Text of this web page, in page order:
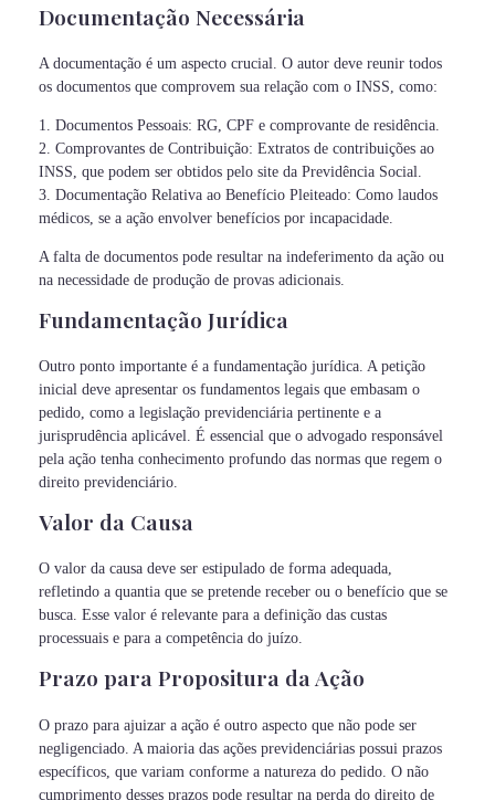
Documentação Necessária
A documentação é um aspecto crucial. O autor deve reunir todos
os documentos que comprovem sua relação com o INSS, como:
1. Documentos Pessoais: RG, CPF e comprovante de residência.
2. Comprovantes de Contribuição: Extratos de contribuições ao
INSS, que podem ser obtidos pelo site da Previdência Social.
3. Documentação Relativa ao Benefício Pleiteado: Como laudos
médicos, se a ação envolver benefícios por incapacidade.
A falta de documentos pode resultar na indeferimento da ação ou
na necessidade de produção de provas adicionais.
Fundamentação Jurídica
Outro ponto importante é a fundamentação jurídica. A petição
inicial deve apresentar os fundamentos legais que embasam o
pedido, como a legislação previdenciária pertinente e a
jurisprudência aplicável. É essencial que o advogado responsável
pela ação tenha conhecimento profundo das normas que regem o
direito previdenciário.
Valor da Causa
O valor da causa deve ser estipulado de forma adequada,
refletindo a quantia que se pretende receber ou o benefício que se
busca. Esse valor é relevante para a definição das custas
processuais e para a competência do juízo.
Prazo para Propositura da Ação
O prazo para ajuizar a ação é outro aspecto que não pode ser
negligenciado. A maioria das ações previdenciárias possui prazos
específicos, que variam conforme a natureza do pedido. O não
cumprimento desses prazos pode resultar na perda do direito de